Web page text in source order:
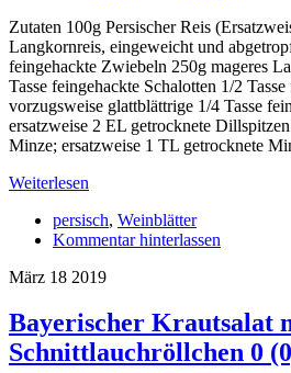
Zutaten 100g Persischer Reis
Langkornreis, eingeweicht und
feingehackte Zwiebeln 250g mageres
Tasse feingehackte Schalotten 1/2
vorzugsweise glattblättrige 1/4 Tasse
ersatzweise 2 EL getrocknete
Minze; ersatzweise 1 TL getrocknete
Weiterlesen
persisch, Weinblätter
Kommentar hinterlassen
März 18 2019
Bayerischer Krautsalat
Schnittlauchröllchen 0